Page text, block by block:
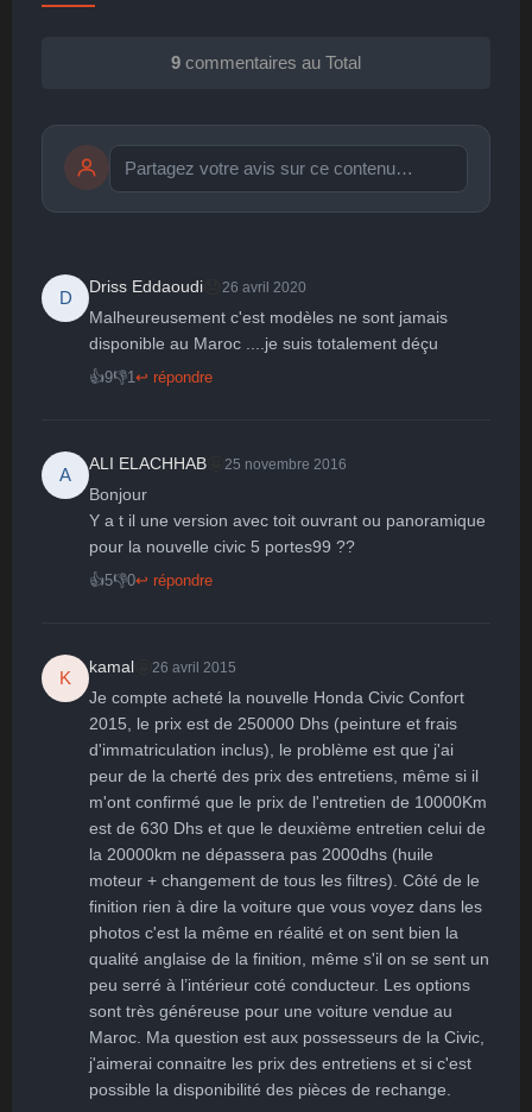
9 commentaires au Total
🤩 👏 😄 🙂 😐
publication immédiate Publier
D
Driss Eddaoudi 26 avril 2020
Malheureusement c'est modèles ne sont jamais
disponible au Maroc ....je suis totalement déçu
👍9👎1 ↩ répondre
A
ALI ELACHHAB 25 novembre 2016
Bonjour
Y a t il une version avec toit ouvrant ou panoramique
pour la nouvelle civic 5 portes99 ??
👍5👎0↩ répondre
K
kamal 26 avril 2015
Je compte acheté la nouvelle Honda Civic Confort
2015, le prix est de 250000 Dhs (peinture et frais
d'immatriculation inclus), le problème est que j'ai
peur de la cherté des prix des entretiens, même si il
m'ont confirmé que le prix de l'entretien de 10000Km
est de 630 Dhs et que le deuxième entretien celui de
la 20000km ne dépassera pas 2000dhs (huile
moteur + changement de tous les filtres). Côté de le
finition rien à dire la voiture que vous voyez dans les
photos c'est la même en réalité et on sent bien la
qualité anglaise de la finition, même s'il on se sent un
peu serré à l’intérieur coté conducteur. Les options
sont très généreuse pour une voiture vendue au
Maroc. Ma question est aux possesseurs de la Civic,
j'aimerai connaitre les prix des entretiens et si c'est
possible la disponibilité des pièces de rechange.